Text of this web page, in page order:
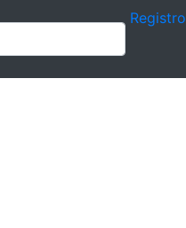
Registro